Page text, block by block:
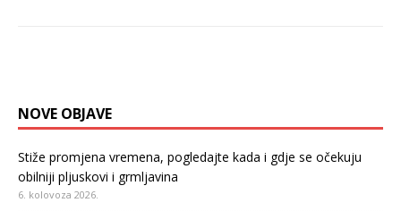
NOVE OBJAVE
Stiže promjena vremena, pogledajte kada i gdje se očekuju
obilniji pljuskovi i grmljavina
6. kolovoza 2026.